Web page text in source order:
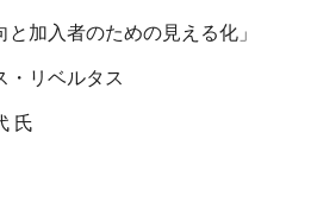
と加入者のための見える化」
・リベルタス
氏